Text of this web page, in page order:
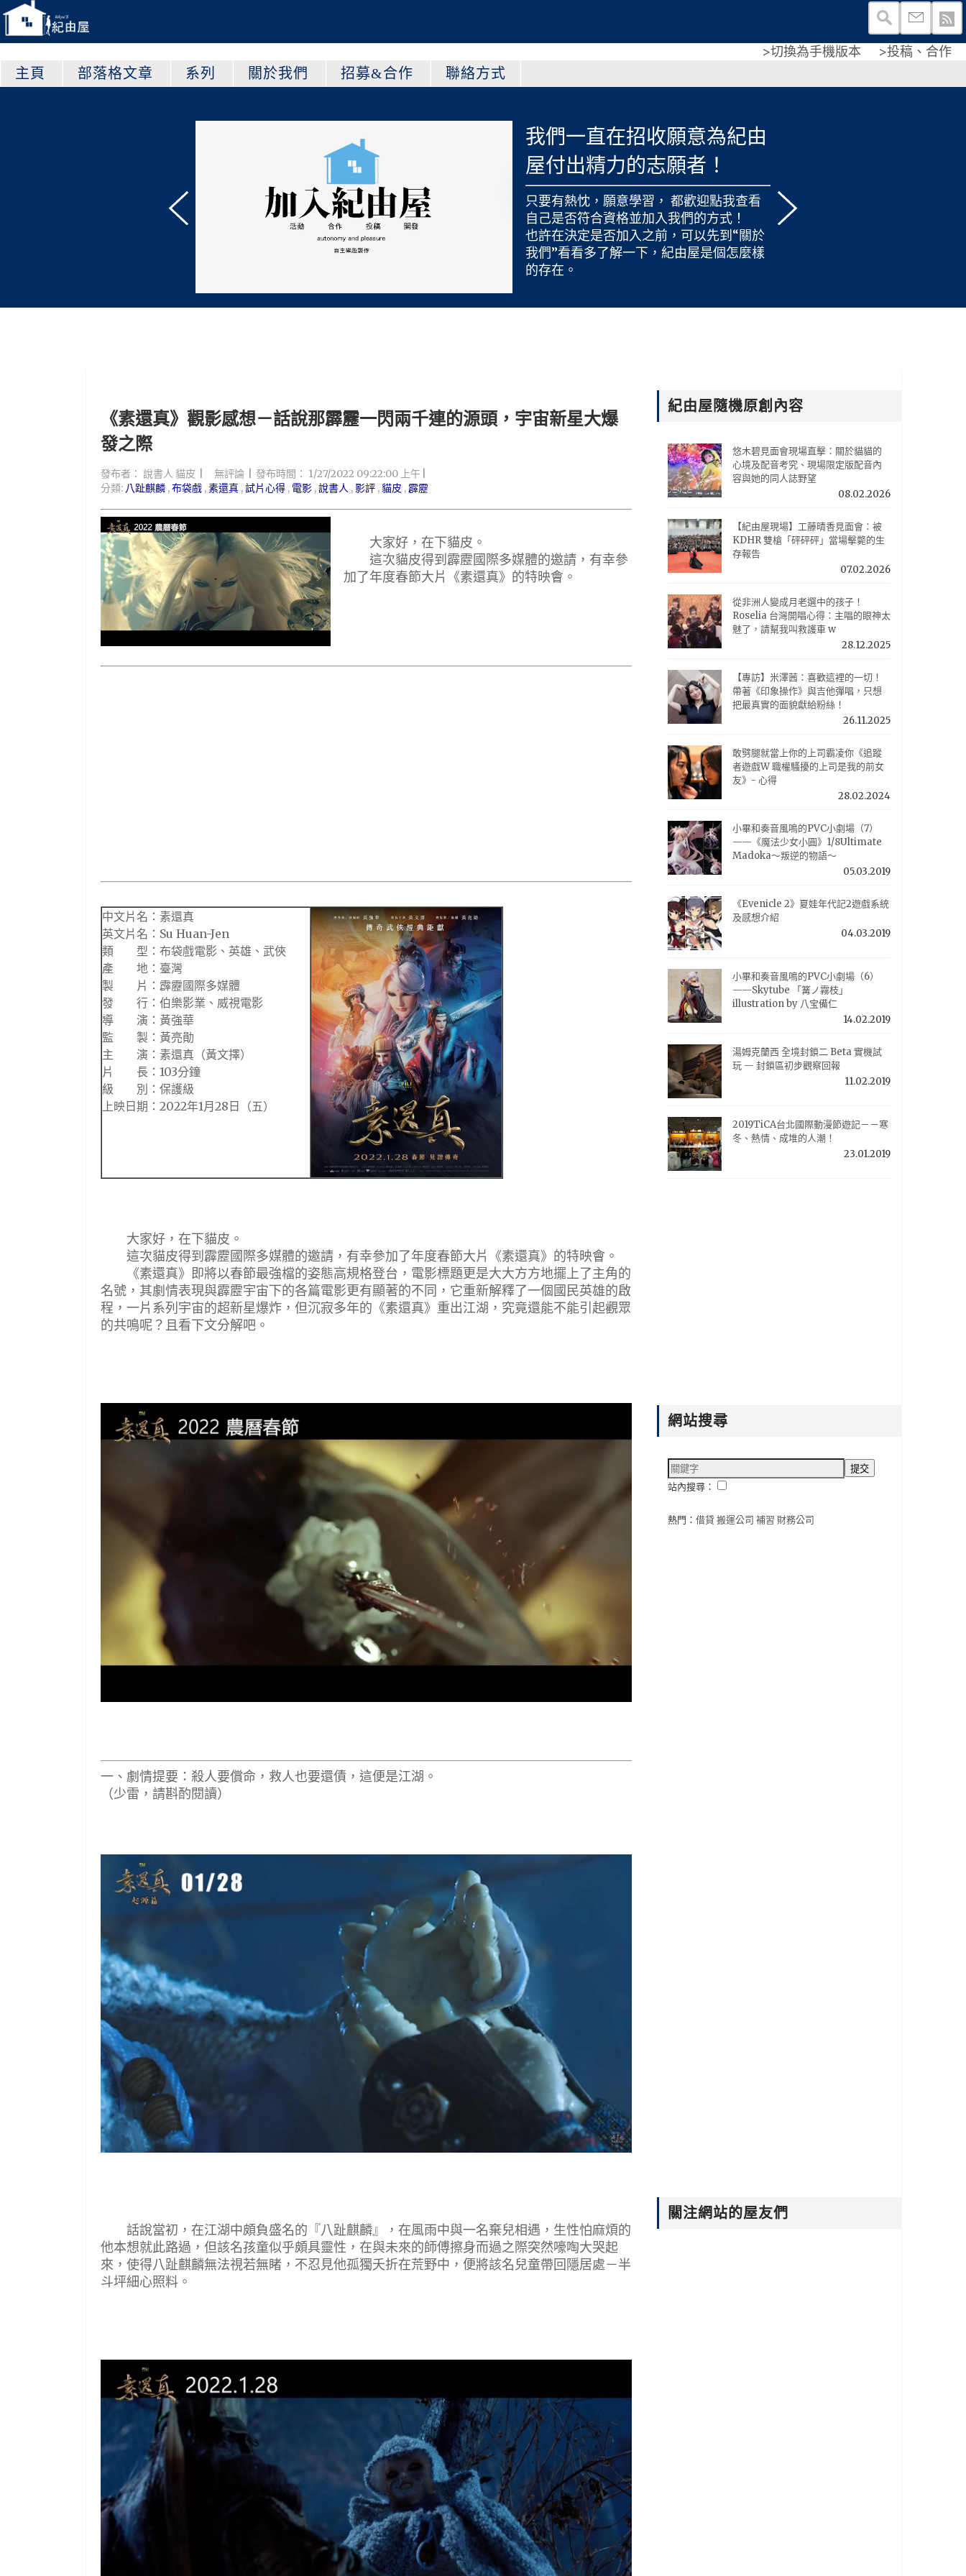
>切換為手機版本 >投稿、合作
主頁 部落格文章 系列 關於我們 招募&合作 聯絡方式
我們一直在招收願意為紀由
屋付出精力的志願者！
只要有熱忱，願意學習， 都歡迎點我查看
自己是否符合資格並加入我們的方式！
也許在決定是否加入之前，可以先到“關於
我們”看看多了解一下，紀由屋是個怎麼樣
的存在。
《素還真》觀影感想－話說那霹靂一閃兩千連的源頭，宇宙新星大爆
發之際
發布者： 說書人 貓皮 無評論 發布時間： 1/27/2022 09:22:00 上午
分類: 八趾麒麟 ,布袋戲 ,素還真 ,試片心得 , 電影 ,說書人 ,影評 ,貓皮 ,霹靂
大家好，在下貓皮。
這次貓皮得到霹靂國際多媒體的邀請，有幸參
加了年度春節大片《素還真》的特映會。
中文片名：素還真
英文片名：Su Huan-Jen
類 型：布袋戲電影、英雄、武俠
產 地：臺灣
製 片：霹靂國際多媒體
發 行：伯樂影業、威視電影
導 演：黃強華
監 製：黃亮勛
主 演：素還真（黃文擇）
片 長：103分鐘
級 別：保護級
上映日期：2022年1月28日（五）
大家好，在下貓皮。
這次貓皮得到霹靂國際多媒體的邀請，有幸參加了年度春節大片《素還真》的特映會。
《素還真》即將以春節最強檔的姿態高規格登台，電影標題更是大大方方地擺上了主角的
名號，其劇情表現與霹靂宇宙下的各篇電影更有顯著的不同，它重新解釋了一個國民英雄的啟
程，一片系列宇宙的超新星爆炸，但沉寂多年的《素還真》重出江湖，究竟還能不能引起觀眾
的共鳴呢？且看下文分解吧。
一、劇情提要：殺人要償命，救人也要還債，這便是江湖。
（少雷，請斟酌閱讀）
話說當初，在江湖中頗負盛名的『八趾麒麟』，在風雨中與一名棄兒相遇，生性怕麻煩的
他本想就此路過，但該名孩童似乎頗具靈性，在與未來的師傅擦身而過之際突然嚎啕大哭起
來，使得八趾麒麟無法視若無睹，不忍見他孤獨夭折在荒野中，便將該名兒童帶回隱居處－半
斗坪細心照料。
紀由屋隨機原創內容
悠木碧見面會現場直擊：關於貓貓的
心境及配音考究、現場限定版配音內
容與她的同人誌野望
08.02.2026
【紀由屋現場】工藤晴香見面會：被
KDHR 雙槍「砰砰砰」當場擊斃的生
存報告
07.02.2026
從非洲人變成月老選中的孩子！
Roselia 台灣開唱心得：主唱的眼神太
魅了，請幫我叫救護車 w
28.12.2025
【專訪】米澤茜：喜歡這裡的一切！
帶著《印象操作》與吉他彈唱，只想
把最真實的面貌獻給粉絲！
26.11.2025
敢劈腿就當上你的上司霸凌你《追蹤
者遊戲W 職權騷擾的上司是我的前女
友》- 心得
28.02.2024
小畢和奏音風鳴的PVC小劇場（7）
——《魔法少女小圓》1/8Ultimate
Madoka～叛逆的物語～
05.03.2019
《Evenicle 2》夏娃年代記2遊戲系統
及感想介紹
04.03.2019
小畢和奏音風鳴的PVC小劇場（6）
——Skytube 「篝ノ霧枝」
illustration by 八宝備仁
14.02.2019
湯姆克蘭西 全境封鎖二 Beta 實機試
玩 — 封鎖區初步觀察回報
11.02.2019
2019TiCA台北國際動漫節遊記－－寒
冬、熱情、成堆的人潮！
23.01.2019
網站搜尋
站內搜尋：
熱門： 借貸搬運公司 補習 財務公司
關注網站的屋友們